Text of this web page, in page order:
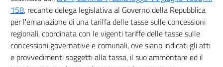
158, recante delega legislativa al Governo della Repubblica
per l'emanazione di una tariffa delle tasse sulle concessioni
regionali, coordinata con le vigenti tariffe delle tasse sulle
concessioni governative e comunali, ove siano indicati gli atti
e provvedimenti soggetti alla tassa, il suo ammontare ed il